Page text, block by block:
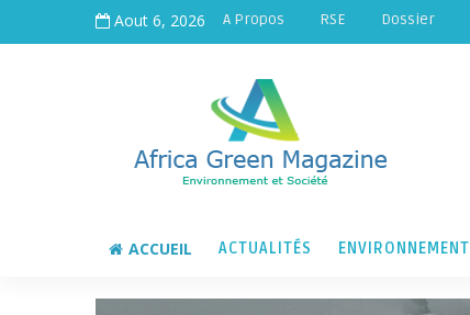
Aout 6, 2026 A Propos RSE Dossier
ACCUEIL ACTUALITÉS ENVIRONNEMENT